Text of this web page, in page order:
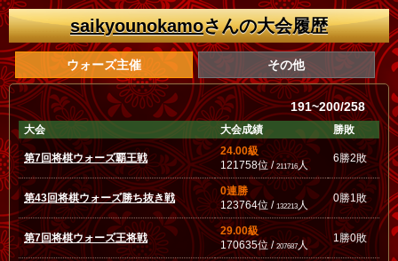
saikyounokamoさんの大会履歴
ウォーズ主催 その他
191~200/258
大会 大会成績 勝敗
第7回将棋ウォーズ覇王戦
24.00級
121758位 /211716 人
6勝2敗
第43回将棋ウォーズ勝ち抜き戦
0連勝
123764位 / 132213 人
0勝1敗
第7回将棋ウォーズ王将戦
29.00級
170635位 /207687人
1勝0敗